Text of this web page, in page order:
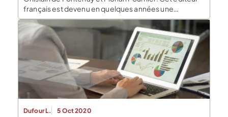
français est devenu en quelques années une
référence du marché des logiciels de paie en ligne
pour les TPE et PME. En 2026, PayFit revendique plus
de 16 000 […]
Dufour L. 5 Oct 2020